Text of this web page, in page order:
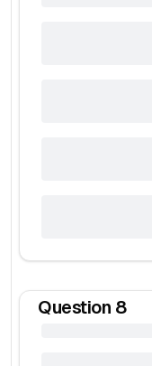
Question 8